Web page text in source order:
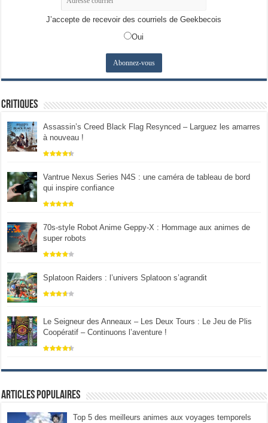
J’accepte de recevoir des courriels de Geekbecois
Oui
Critiques
Assassin’s Creed Black Flag Resynced – Larguez les amarres
à nouveau !
Vantrue Nexus Series N4S : une caméra de tableau de bord
qui inspire confiance
70s-style Robot Anime Geppy-X : Hommage aux animes de
super robots
Splatoon Raiders : l’univers Splatoon s’agrandit
Le Seigneur des Anneaux – Les Deux Tours : Le Jeu de Plis
Coopératif – Continuons l’aventure !
Articles populaires
Top 5 des meilleurs animes aux voyages temporels